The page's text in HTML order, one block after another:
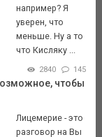
например? Я
уверен, что
меньше. Ну а то
что Кисляку ...
2840 145
чтобы
Лицемерие - это
разговор на Вы